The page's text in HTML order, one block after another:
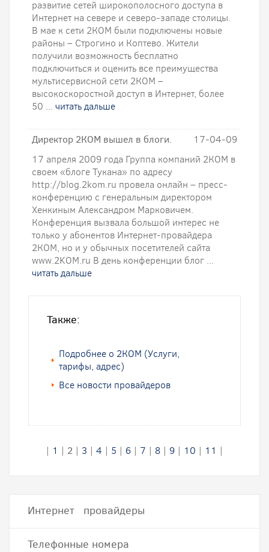
развитие сетей широкополосного доступа в
Интернет на севере и северо-западе столицы.
В мае к сети 2КОМ были подключены новые
районы – Строгино и Коптево. Жители
получили возможность бесплатно
подключиться и оценить все преимущества
мультисервисной сети 2КОМ –
высокоскоростной доступ в Интернет, более
50 ... читать дальше
Директор 2КОМ вышел в блоги.
17-04-09
17 апреля 2009 года Группа компаний 2КОМ в
своем «блоге Тукана» по адресу
http://blog.2kom.ru провела онлайн – пресс-
конференцию с генеральным директором
Хенкиным Александром Марковичем.
Конференция вызвала большой интерес не
только у абонентов Интернет-провайдера
2КОМ, но и у обычных посетителей сайта
www.2KOM.ru В день конференции блог ...
читать дальше
Также:
Подробнее о 2КOM (Услуги,
тарифы, адрес)
Все новости провайдеров
| 1 | 2 | 3 | 4 | 5 | 6 | 7 | 8 | 9 | 10 | 11 |
Интернет провайдеры
Телефонные номера